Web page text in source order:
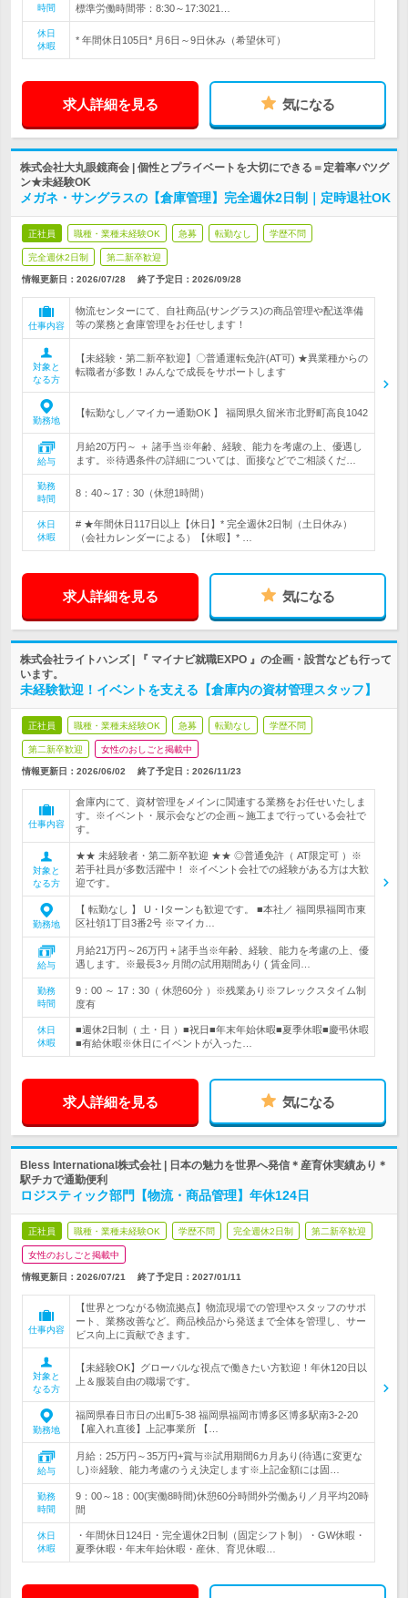
時間 標準労働時間帯：8:30～17:3021…
休日
休暇
* 年間休日105日* 月6日～9日休み（希望休可）
求人詳細を見る 気になる
株式会社大丸眼鏡商会 | 個性とプライベートを大切にできる＝定着率バツグ
ン★未経験OK
メガネ・サングラスの【倉庫管理】完全週休2日制｜定時退社OK
正社員 職種・業種未経験OK 急募 転勤なし 学歴不問
完全週休2日制 第二新卒歓迎
情報更新日：2026/07/28 終了予定日： 2026/09/28
仕事内容
物流センターにて、自社商品(サングラス)の商品管理や配送準備
等の業務と倉庫管理をお任せします！
対象と
なる方
【未経験・第二新卒歓迎】〇普通運転免許(AT可) ★異業種からの
転職者が多数！みんなで成長をサポートします
勤務地
【転勤なし／マイカー通勤OK 】 福岡県久留米市北野町高良1042
給与
月給20万円～ ＋ 諸手当※年齢、経験、能力を考慮の上、優遇し
ます。※待遇条件の詳細については、面接などでご相談くだ…
勤務
時間
8：40～17：30（休憩1時間）
休日
休暇
# ★年間休日117日以上【休日】* 完全週休2日制（土日休み）
（会社カレンダーによる）【休暇】* …
求人詳細を見る 気になる
株式会社ライトハンズ | 『 マイナビ就職EXPO 』の企画・設営なども行って
います。
未経験歓迎！イベントを支える【倉庫内の資材管理スタッフ】
正社員 職種・業種未経験OK 急募 転勤なし 学歴不問
第二新卒歓迎 女性のおしごと掲載中
情報更新日：2026/06/02 終了予定日： 2026/11/23
仕事内容
倉庫内にて、資材管理をメインに関連する業務をお任せいたしま
す。※イベント・展示会などの企画～施工まで行っている会社で
す。
対象と
なる方
★★ 未経験者・第二新卒歓迎 ★★ ◎普通免許（ AT限定可 ）※
若手社員が多数活躍中！ ※イベント会社での経験がある方は大歓
迎です。
勤務地
【 転勤なし 】 U・Iターンも歓迎です。 ■本社／ 福岡県福岡市東
区社領1丁目3番2号 ※マイカ…
給与
月給21万円～26万円 + 諸手当※年齢、経験、能力を考慮の上、優
遇します。※最長3ヶ月間の試用期間あり ( 賃金同…
勤務
時間
9：00 ～ 17：30（ 休憩60分 ）※残業あり※フレックスタイム制
度有
休日
休暇
■週休2日制（ 土・日 ）■祝日■年末年始休暇■夏季休暇■慶弔休暇
■有給休暇※休日にイベントが入った…
求人詳細を見る 気になる
Bless International株式会社 | 日本の魅力を世界へ発信＊産育休実績あり＊
駅チカで通勤便利
ロジスティック部門【物流・商品管理】年休124日
正社員 職種・業種未経験OK 学歴不問 完全週休2日制 第二新卒歓迎
女性のおしごと掲載中
情報更新日：2026/07/21 終了予定日： 2027/01/11
仕事内容
【世界とつながる物流拠点】物流現場での管理やスタッフのサポ
ート、業務改善など。商品検品から発送まで全体を管理し、サー
ビス向上に貢献できます。
対象と
なる方
【未経験OK】グローバルな視点で働きたい方歓迎！年休120日以
上＆服装自由の職場です。
勤務地
福岡県春日市日の出町5-38 福岡県福岡市博多区博多駅南3-2-20
【雇入れ直後】上記事業所 【…
給与
月給：25万円～35万円+賞与※試用期間6カ月あり(待遇に変更な
し)※経験、能力考慮のうえ決定します※上記金額には固…
勤務
時間
9：00～18：00(実働8時間)休憩60分時間外労働あり／月平均20時
間
休日
休暇
・年間休日124日・完全週休2日制（固定シフト制）・GW休暇・
夏季休暇・年末年始休暇・産休、育児休暇…